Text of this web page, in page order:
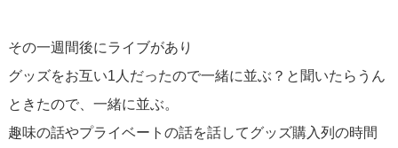
その一週間後にライブがあり
グッズをお互い1人だったので一緒に並ぶ？と聞いたらうん
ときたので、一緒に並ぶ。
趣味の話やプライベートの話を話してグッズ購入列の時間